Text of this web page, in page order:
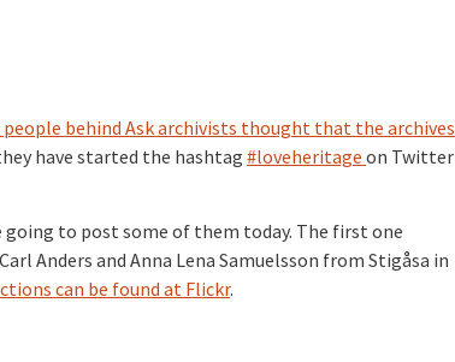
people behind Ask archivists thought that the archives
have started the hashtag #loveheritage on Twitter
going to post some of them today. The first one
Anders and Anna Lena Samuelsson from Stigåsa in
can be found at Flickr.